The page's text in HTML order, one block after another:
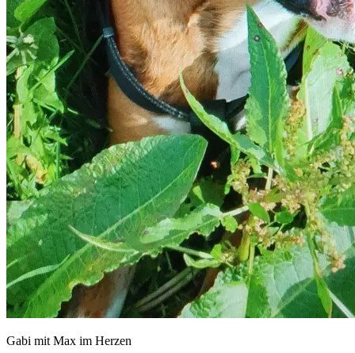
Gabi mit Max im Herzen